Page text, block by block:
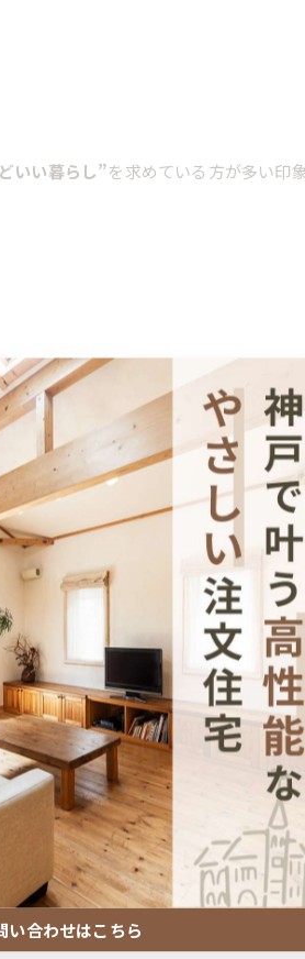
いい暮らし”を求めている方が多い印
方が本当に増えました。
。
ぎず、ちょうどいい家を実現されてい
お気軽にご相談ください！
い合わせはこちら